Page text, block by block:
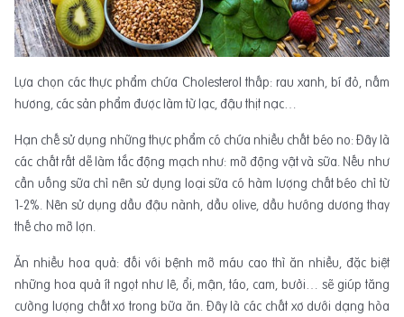
Lựa chọn các thực phẩm chứa Cholesterol thấp: rau xanh, bí đỏ, nấm
hương, các sản phẩm được làm từ lạc, đậu thịt nạc…
Hạn chế sử dụng những thực phẩm có chứa nhiều chất béo no: Đây là
các chất rất dễ làm tắc động mạch như: mỡ động vật và sữa. Nếu như
cần uống sữa chỉ nên sử dụng loại sữa có hàm lượng chất béo chỉ từ
1-2%. Nên sử dụng dầu đậu nành, dầu olive, dầu hướng dương thay
thế cho mỡ lợn.
Ăn nhiều hoa quả: đối với bệnh mỡ máu cao thì ăn nhiều, đặc biệt
những hoa quả ít ngọt như lê, ổi, mận, táo, cam, bưởi… sẽ giúp tăng
cường lượng chất xơ trong bữa ăn. Đây là các chất xơ dưới dạng hòa